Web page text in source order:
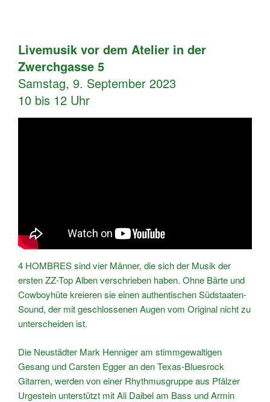
Livemusik vor dem Atelier in der
Zwerchgasse 5
Samstag, 9. September 2023
10 bis 12 Uhr
4 HOMBRES sind vier Männer, die sich der Musik der
ersten ZZ-Top Alben verschrieben haben. Ohne Bärte und
Cowboyhüte kreieren sie einen authentischen Südstaaten-
Sound, der mit geschlossenen Augen vom Original nicht zu
unterscheiden ist.
Die Neustädter Mark Henniger am stimmgewaltigen
Gesang und Carsten Egger an den Texas-Bluesrock
Gitarren, werden von einer Rhythmusgruppe aus Pfälzer
Urgestein unterstützt mit Ali Daibel am Bass und Armin